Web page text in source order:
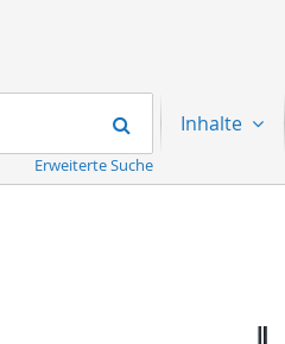
Suchen
Erweiterte Suche
Inhalte